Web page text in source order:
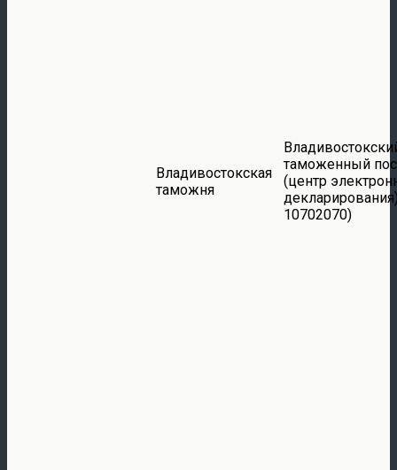
Владивостокская
таможня
таможенный
(центр
10702070)